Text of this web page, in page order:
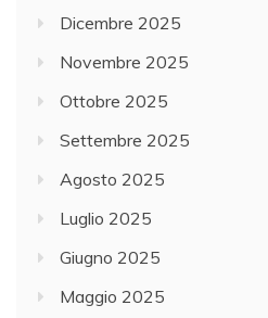
Dicembre 2025
Novembre 2025
Ottobre 2025
Settembre 2025
Agosto 2025
Luglio 2025
Giugno 2025
Maggio 2025